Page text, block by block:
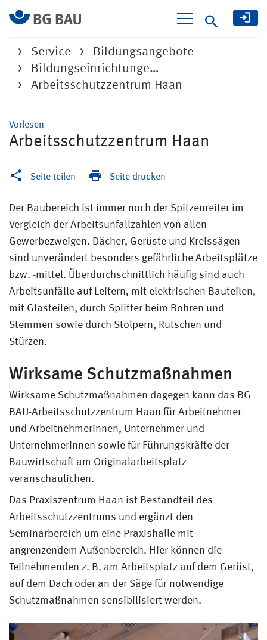
Suche
Service
Bildungsangebote
Bildungseinrichtunge…
Arbeitsschutzzentrum Haan
Vorlesen
Arbeitsschutzzentrum Haan
Seite teilen Seite drucken
Der Baubereich ist immer noch der Spitzen­reiter im
Vergleich der Arbeitsunfallzahlen von allen
Gewerbezweigen. Dächer, Gerüste und Kreissägen
sind unverändert besonders gefährliche Arbeitsplätze
bzw. -mittel. Überdurchschnittlich häufig sind auch
Arbeitsunfälle auf Leitern, mit elektrischen Bauteilen,
mit Glasteilen, durch Splitter beim Bohren und
Stemmen sowie durch Stolpern, Rutschen und
Stürzen.
Wirksame Schutzmaßnahmen
Wirksame Schutzmaßnahmen dagegen kann das BG
BAU-Arbeitsschutzzentrum Haan für Arbeitnehmer
und Arbeitnehmerinnen, Unternehmer und
Unternehmerinnen sowie für Führungskräfte der
Bauwirtschaft am Originalarbeitsplatz
veranschaulichen.
Das Praxiszentrum Haan ist Bestandteil des
Arbeitsschutzzentrums und ergänzt den
Seminarbereich um eine Praxishalle mit
angrenzendem Außenbereich. Hier können die
Teilnehmenden z. B. am Arbeitsplatz auf dem Gerüst,
auf dem Dach oder an der Säge für notwendige
Schutzmaßnahmen sensibilisiert werden.